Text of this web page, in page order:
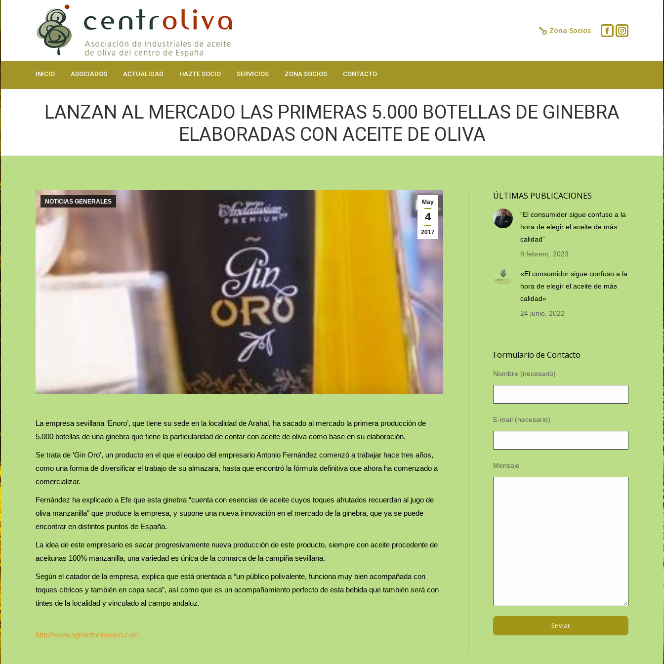
Zona Socios
INICIO ASOCIADOS ACTUALIDAD HAZTE SOCIO SERVICIOS ZONA SOCIOS CONTACTO
LANZAN AL MERCADO LAS PRIMERAS 5.000 BOTELLAS DE GINEBRA
ELABORADAS CON ACEITE DE OLIVA
May
4
2017
NOTICIAS GENERALES
La empresa sevillana ‘Enoro’, que tiene su sede en la localidad de Arahal, ha sacado al mercado la primera producción de
5.000 botellas de una ginebra que tiene la particularidad de contar con aceite de oliva como base en su elaboración.
Se trata de ‘Gin Oro’, un producto en el que el equipo del empresario Antonio Fernández comenzó a trabajar hace tres años,
como una forma de diversificar el trabajo de su almazara, hasta que encontró la fórmula definitiva que ahora ha comenzado a
comercializar.
Fernández ha explicado a Efe que esta ginebra “cuenta con esencias de aceite cuyos toques afrutados recuerdan al jugo de
oliva manzanilla” que produce la empresa, y supone una nueva innovación en el mercado de la ginebra, que ya se puede
encontrar en distintos puntos de España.
La idea de este empresario es sacar progresivamente nueva producción de este producto, siempre con aceite procedente de
aceitunas 100% manzanilla, una variedad es única de la comarca de la campiña sevillana.
Según el catador de la empresa, explica que está orientada a “un público polivalente, funciona muy bien acompañada con
toques cítricos y también en copa seca”, así como que es un acompañamiento perfecto de esta bebida que también será con
tintes de la localidad y vinculado al campo andaluz.
http://www.agroinformacion.com
ÚLTIMAS PUBLICACIONES
“El consumidor sigue confuso a la
hora de elegir el aceite de más
calidad”
9 febrero, 2023
«El consumidor sigue confuso a la
hora de elegir el aceite de más
calidad»
24 junio, 2022
Formulario de Contacto
Nombre (necesario)
E-mail (necesario)
Mensaje
ASOCIADOS